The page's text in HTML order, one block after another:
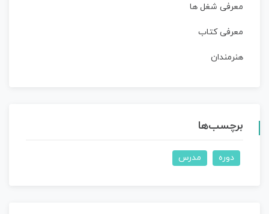
معرفی شغل ها
معرفی کتاب
هنرمندان
برچسب‌ها
دوره مدرس